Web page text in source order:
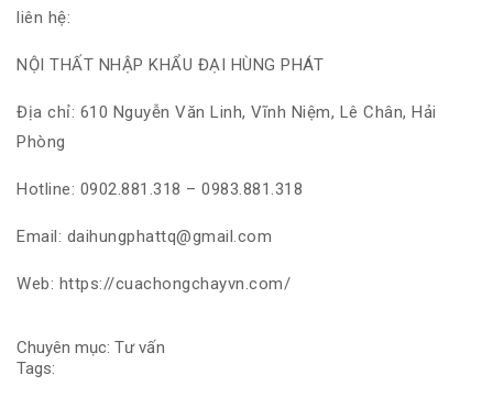
liên hệ:
NỘI THẤT NHẬP KHẨU ĐẠI HÙNG PHÁT
Địa chỉ: 610 Nguyễn Văn Linh, Vĩnh Niệm, Lê Chân, Hải
Phòng
Hotline: 0902.881.318 – 0983.881.318
Email: daihungphattq@gmail.com
Web: https://cuachongchayvn.com/
Chuyên mục: Tư vấn
Tags: